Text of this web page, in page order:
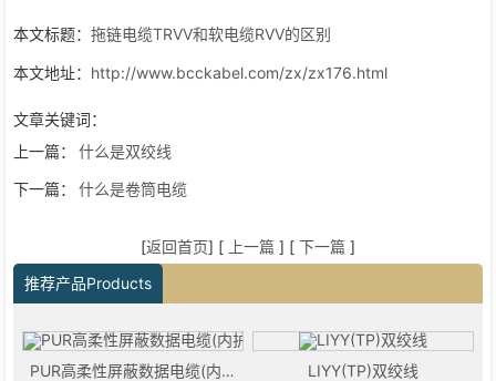
本文标题： 拖链电缆TRVV和软电缆RVV的区别
本文地址： http://www.bcckabel.com/zx/zx176.html
文章关键词：
上一篇：
什么是双绞线
下一篇：
什么是卷筒电缆
[返回首页] [ 上一篇 ] [ 下一篇 ]
推荐产品Products
PUR高柔性屏蔽数据电缆(内护型) LIYY(TP)双绞线